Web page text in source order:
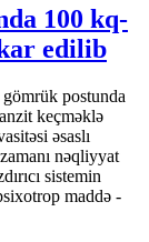
100 kq-
edilib
postunda
keçməklə
əsaslı
nəqliyyat
sistemin
maddə -